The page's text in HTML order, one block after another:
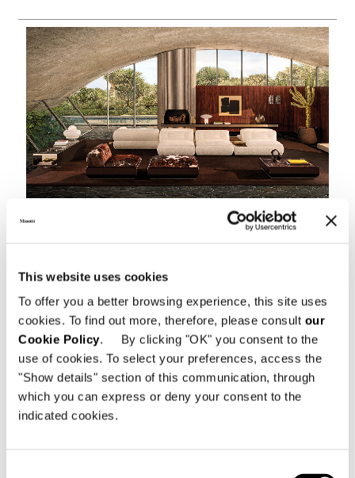
This website uses cookies
To offer you a better browsing experience, this site uses
cookies. To find out more, therefore, please consult our
Cookie Policy. By clicking "OK" you consent to the
use of cookies. To select your preferences, access the
"Show details" section of this communication, through
which you can express or deny your consent to the
indicated cookies.
Supermoon